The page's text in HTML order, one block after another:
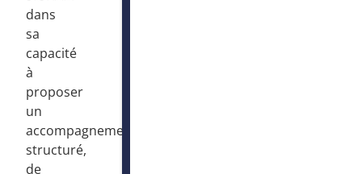
dans
sa
capacité
à
proposer
un
accompagnement
structuré,
de